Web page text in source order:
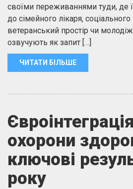
своїми переживаннями туди, де
до сімейного лікаря,
ветеранський простір чи
озвучують як запит […]
ЧИТАТИ БІЛЬШЕ
охорони
ключові
року